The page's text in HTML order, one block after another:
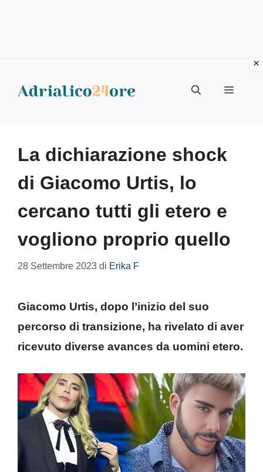
Menu
La dichiarazione shock
di Giacomo Urtis, lo
cercano tutti gli etero e
vogliono proprio quello
28 Settembre 2023 di Erika F
Giacomo Urtis, dopo l’inizio del suo
percorso di transizione, ha rivelato di aver
ricevuto diverse avances da uomini etero.